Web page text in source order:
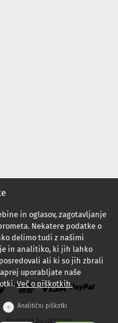
Powered by dg1.com
in oglasov, zagotavljanje
Nekatere podatke o
delimo tudi z našimi
in analitiko, ki jih lahko
ali ki so jih zbrali
uporabljate naše
Več o piškotkih.
Analitični piškotki